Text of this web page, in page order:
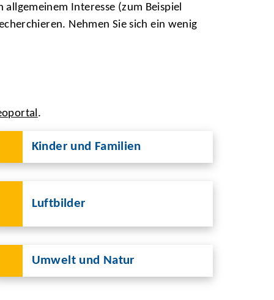
Interesse (zum Beispiel
Nehmen Sie sich ein wenig
.
Kinder und Familien
Luftbilder
Umwelt und Natur